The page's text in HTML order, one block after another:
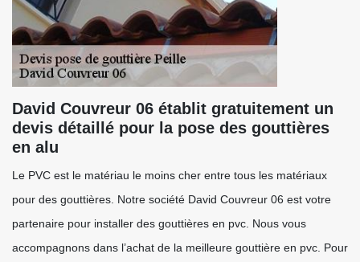
David Couvreur 06 établit gratuitement un
devis détaillé pour la pose des gouttières
en alu
Le PVC est le matériau le moins cher entre tous les matériaux
pour des gouttières. Notre société David Couvreur 06 est votre
partenaire pour installer des gouttières en pvc. Nous vous
accompagnons dans l’achat de la meilleure gouttière en pvc. Pour